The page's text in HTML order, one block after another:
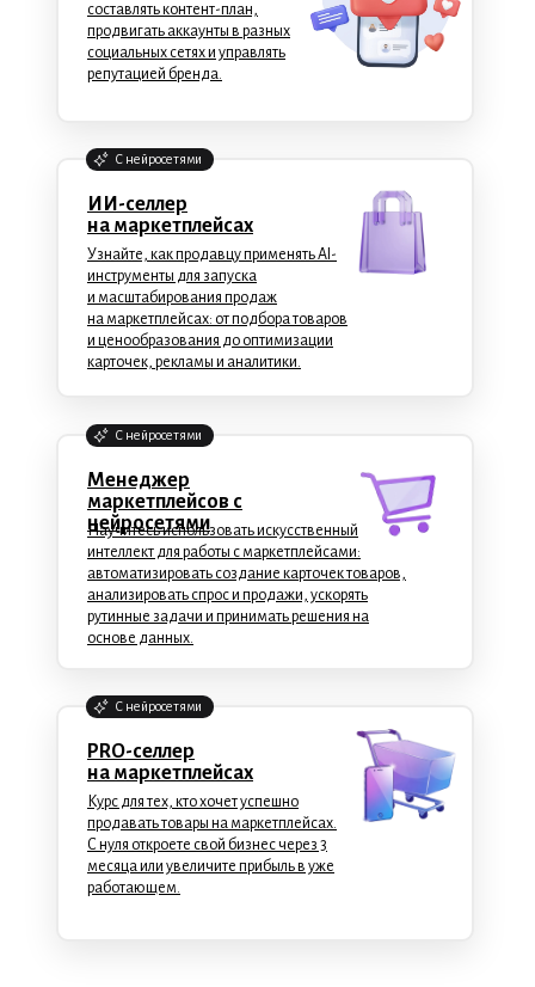
составлять контент-план,
продвигать аккаунты в разных
социальных сетях и управлять
репутацией бренда.
Узнайте, как продавцу применять AI-
инструменты для запуска
и масштабирования продаж
на маркетплейсах: от подбора товаров
и ценообразования до оптимизации
карточек, рекламы и аналитики.
ИИ-селлер
на маркетплейсах
Менеджер
маркетплейсов с
нейросетями
Научитесь использовать искусственный
интеллект для работы с маркетплейсами:
автоматизировать создание карточек товаров,
анализировать спрос и продажи, ускорять
рутинные задачи и принимать решения на
основе данных.
PRO-селлер
на маркетплейсах
Курс для тех, кто хочет успешно
продавать товары на маркетплейсах.
С нуля откроете свой бизнес через 3
месяца или увеличите прибыль в уже
работающем.
C нейросетями
C нейросетями
C нейросетями